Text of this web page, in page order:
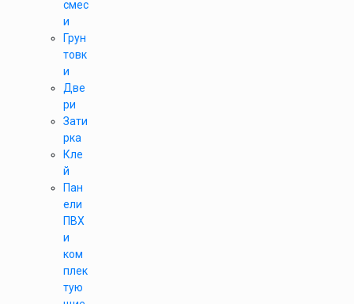
смес
и
Грун
товк
и
Две
ри
Зати
рка
Кле
й
Пан
ели
ПВХ
и
ком
плек
тую